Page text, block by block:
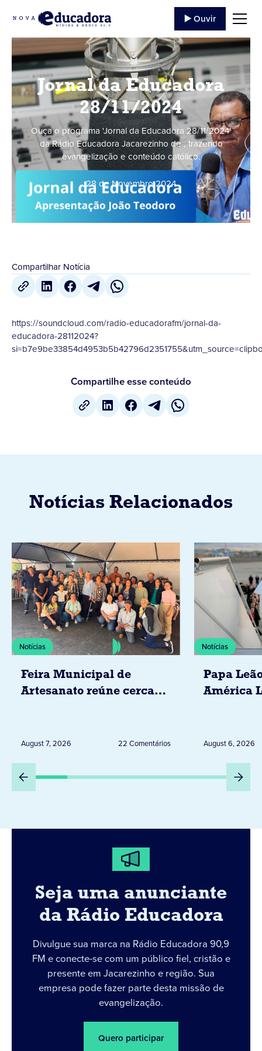
▶️ Ouvir
Jornal da Educadora
28/11/2024
Ouça o programa 'Jornal da Educadora 28/11/2024'
da Rádio Educadora Jacarezinho de , trazendo
evangelização e conteúdo católico.
28 de Novembro,2024
Compartilhar Notícia
https://soundcloud.com/radio-educadorafm/jornal-da-
educadora-28112024?
Compartilhe esse conteúdo
Notícias Relacionados
Notícias
Feira Municipal de
Artesanato reúne cerca
August 7, 2026 22 Comentários
Notícias
Papa
América
Peru
August 6, 2026
Seja uma anunciante
da Rádio Educadora
Divulgue sua marca na Rádio Educadora 90,9
FM e conecte-se com um público fiel, cristão e
presente em Jacarezinho e região. Sua
empresa pode fazer parte desta missão de
evangelização.
Quero participar